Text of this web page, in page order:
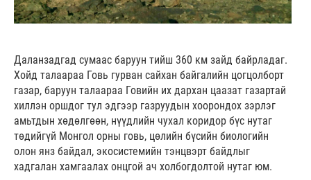
Даланзадгад сумаас баруун тийш 360 км зайд байрладаг.
Хойд талаараа Говь гурван сайхан байгалийн цогцолборт
газар, баруун талаараа Говийн их дархан цаазат газартай
хиллэн оршдог тул эдгээр газруудын хоорондох зэрлэг
амьтдын хөдөлгөөн, нүүдлийн чухал коридор бүс нутаг
төдийгүй Монгол орны говь, цөлийн бүсийн биологийн
олон янз байдал, экосистемийн тэнцвэрт байдлыг
хадгалан хамгаалах онцгой ач холбогдолтой нутаг юм.